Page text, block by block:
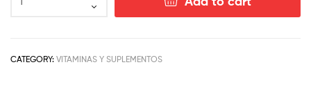
CATEGORY: VITAMINAS Y SUPLEMENTOS